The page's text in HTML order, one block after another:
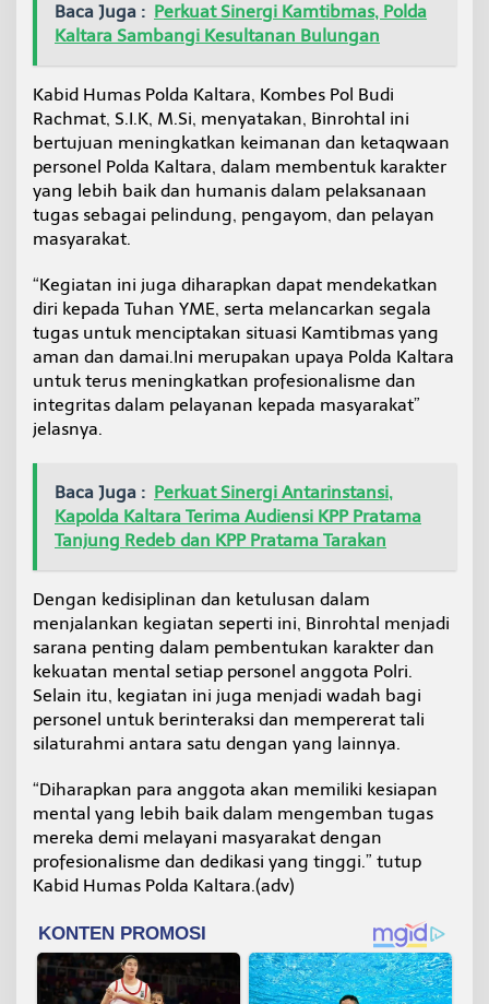
S
p
r
i
u
a
l
A
t
a
P
l
r
i
Baca Juga : Perkuat Sinergi Kamtibmas, Polda
Kaltara Sambangi Kesultanan Bulungan
Kabid Humas Polda Kaltara, Kombes Pol Budi
Rachmat, S.I.K, M.Si, menyatakan, Binrohtal ini
bertujuan meningkatkan keimanan dan ketaqwaan
personel Polda Kaltara, dalam membentuk karakter
yang lebih baik dan humanis dalam pelaksanaan
tugas sebagai pelindung, pengayom, dan pelayan
masyarakat.
“Kegiatan ini juga diharapkan dapat mendekatkan
diri kepada Tuhan YME, serta melancarkan segala
tugas untuk menciptakan situasi Kamtibmas yang
aman dan damai.Ini merupakan upaya Polda Kaltara
untuk terus meningkatkan profesionalisme dan
integritas dalam pelayanan kepada masyarakat”
jelasnya.
Baca Juga : Perkuat Sinergi Antarinstansi,
Kapolda Kaltara Terima Audiensi KPP Pratama
Tanjung Redeb dan KPP Pratama Tarakan
Dengan kedisiplinan dan ketulusan dalam
menjalankan kegiatan seperti ini, Binrohtal menjadi
sarana penting dalam pembentukan karakter dan
kekuatan mental setiap personel anggota Polri.
Selain itu, kegiatan ini juga menjadi wadah bagi
personel untuk berinteraksi dan mempererat tali
silaturahmi antara satu dengan yang lainnya.
“Diharapkan para anggota akan memiliki kesiapan
mental yang lebih baik dalam mengemban tugas
mereka demi melayani masyarakat dengan
profesionalisme dan dedikasi yang tinggi.” tutup
Kabid Humas Polda Kaltara.(adv)